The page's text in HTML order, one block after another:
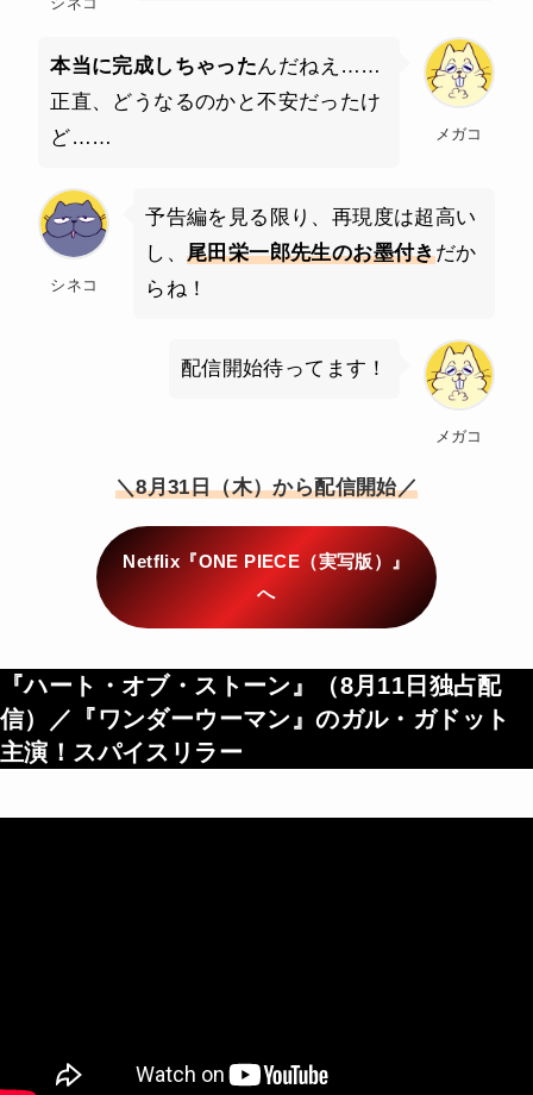
メガコ
本当に完成しちゃったんだねえ……
正直、どうなるのかと不安だったけ
ど……
シネコ
予告編を見る限り、再現度は超高い
し、尾田栄一郎先生のお墨付きだか
らね！
メガコ
配信開始待ってます！
＼8月31日（木）から配信開始／
Netflix『ONE PIECE（実写版）』
へ
『ハート・オブ・ストーン』（8月11日独占配
信）／『ワンダーウーマン』のガル・ガドット
主演！スパイスリラー